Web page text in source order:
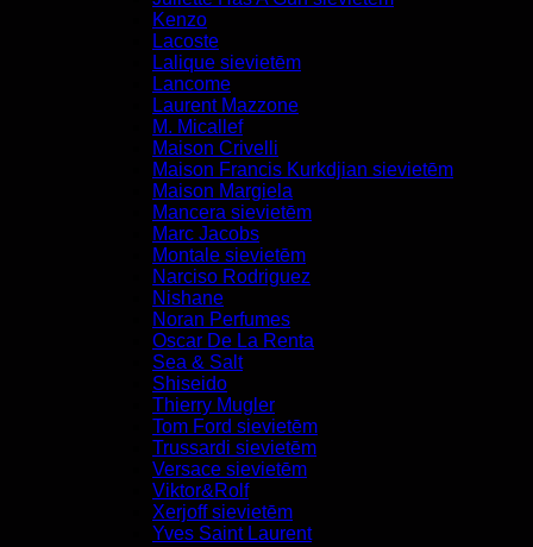
Kenzo
Lacoste
Lalique sievietēm
Lancome
Laurent Mazzone
M. Micallef
Maison Crivelli
Maison Francis Kurkdjian sievietēm
Maison Margiela
Mancera sievietēm
Marc Jacobs
Montale sievietēm
Narciso Rodriguez
Nishane
Noran Perfumes
Oscar De La Renta
Sea & Salt
Shiseido
Thierry Mugler
Tom Ford sievietēm
Trussardi sievietēm
Versace sievietēm
Viktor&Rolf
Xerjoff sievietēm
Yves Saint Laurent